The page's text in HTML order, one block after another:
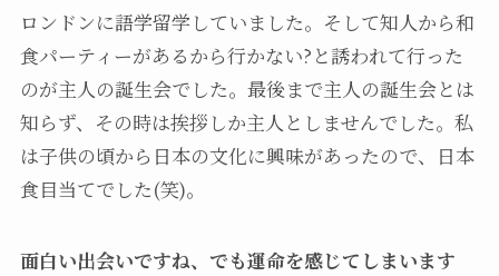
ロンドンに語学留学していました。そして知人から和
食パーティーがあるから行かない?と誘われて行った
のが主人の誕生会でした。最後まで主人の誕生会とは
知らず、その時は挨拶しか主人としませんでした。私
は子供の頃から日本の文化に興味があったので、日本
食目当てでした(笑)。
面白い出会いですね、でも運命を感じてしまいます